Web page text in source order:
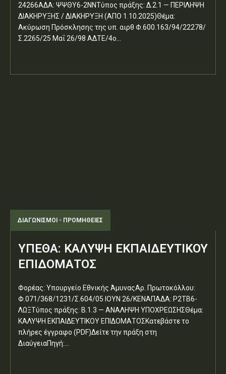
24266ΑΔΑ: ΨΨΘΥ6-2ΝΝΤύπος πράξης: Δ.2.1 — ΠΕΡΙΛΗΨΗ
ΔΙΑΚΗΡΥΞΗΣ / ΔΙΑΚΗΡΥΞΗ (ΑΠΟ 1.10.2025)Θέμα:
Ακύρωση Πρόσκλησης της υπ. αιρθ Φ.600.163/94/22278/
Σ.2265/25 Μαΐ 26/98 ΑΔΤΕ/4ο...
ΔΙΑΓΩΝΙΣΜΟΊ - ΠΡΟΜΉΘΕΙΕΣ
ΥΠΕΘΑ: ΚΑΛΥΨΗ ΕΚΠΑΙΔΕΥΤΙΚΟΥ
ΕΠΙΔΟΜΑΤΟΣ
Φορέας: Υπουργείο Εθνικής ΆμυναςΑρ. Πρωτοκόλλου:
Φ.071/368/1231/Σ.604/05 ΙΟΥΝ 26/ΚΕΝΑΠΑΔΑ: Ρ2ΤΒ6-
ΛΩΞΤύπος πράξης: Β.1.3 — ΑΝΑΛΗΨΗ ΥΠΟΧΡΕΩΣΗΣΘέμα:
ΚΑΛΥΨΗ ΕΚΠΑΙΔΕΥΤΙΚΟΥ ΕΠΙΔΟΜΑΤΟΣΚατεβάστε το
πλήρες έγγραφο (PDF)Δείτε την πράξη στη
ΔιαύγειαΠηγή:...